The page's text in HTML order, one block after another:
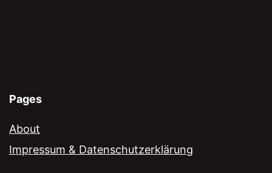
Pages
About
Impressum & Datenschutzerklärung